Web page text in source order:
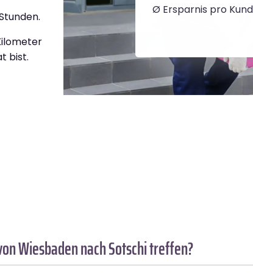
bist.
Ø Ersparnis pro
Wiesbaden nach Sotschi treffen?